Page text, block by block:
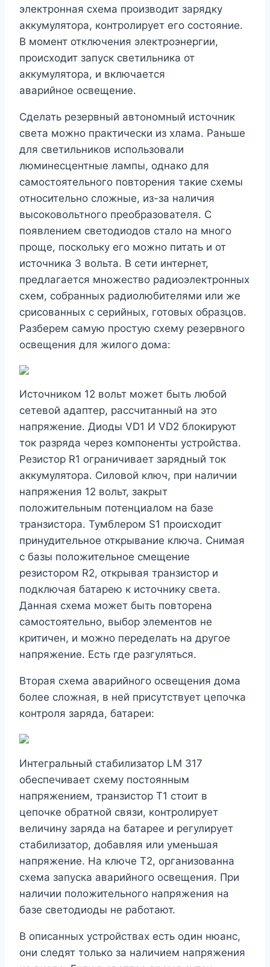
электронная схема производит зарядку
аккумулятора, контролирует его состояние.
В момент отключения электроэнергии,
происходит запуск светильника от
аккумулятора, и включается
аварийное освещение.
Сделать резервный автономный источник
света можно практически из хлама. Раньше
для светильников использовали
люминесцентные лампы, однако для
самостоятельного повторения такие схемы
относительно сложные, из-за наличия
высоковольтного преобразователя. С
появлением светодиодов стало на много
проще, поскольку его можно питать и от
источника 3 вольта. В сети интернет,
предлагается множество радиоэлектронных
схем, собранных радиолюбителями или же
срисованных с серийных, готовых образцов.
Разберем самую простую схему резервного
освещения для жилого дома:
Источником 12 вольт может быть любой
сетевой адаптер, рассчитанный на это
напряжение. Диоды VD1 И VD2 блокируют
ток разряда через компоненты устройства.
Резистор R1 ограничивает зарядный ток
аккумулятора. Силовой ключ, при наличии
напряжения 12 вольт, закрыт
положительным потенциалом на базе
транзистора. Тумблером S1 происходит
принудительное открывание ключа. Снимая
с базы положительное смещение
резистором R2, открывая транзистор и
подключая батарею к источнику света.
Данная схема может быть повторена
самостоятельно, выбор элементов не
критичен, и можно переделать на другое
напряжение. Есть где разгуляться.
Вторая схема аварийного освещения дома
более сложная, в ней присутствует цепочка
контроля заряда, батареи:
Интегральный стабилизатор LM 317
обеспечивает схему постоянным
напряжением, транзистор Т1 стоит в
цепочке обратной связи, контролирует
величину заряда на батарее и регулирует
стабилизатор, добавляя или уменьшая
напряжение. На ключе Т2, организованна
схема запуска аварийного освещения. При
наличии положительного напряжения на
базе светодиоды не работают.
В описанных устройствах есть один нюанс,
они следят только за наличием напряжения